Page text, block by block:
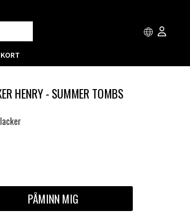
HENRY - SUMMER TOMBS
PÅMINN MIG